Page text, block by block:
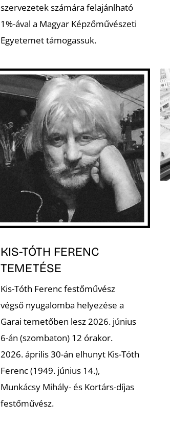
szervezetek számára felajánlható
1%-ával a Magyar Képzőművészeti
Egyetemet támogassuk.
KIS-TÓTH FERENC
TEMETÉSE
Kis-Tóth Ferenc festőművész
végső nyugalomba helyezése a
Garai temetőben lesz 2026. június
6-án (szombaton) 12 órakor.
2026. április 30-án elhunyt Kis-Tóth
Ferenc (1949. június 14.),
Munkácsy Mihály- és Kortárs-díjas
festőművész.